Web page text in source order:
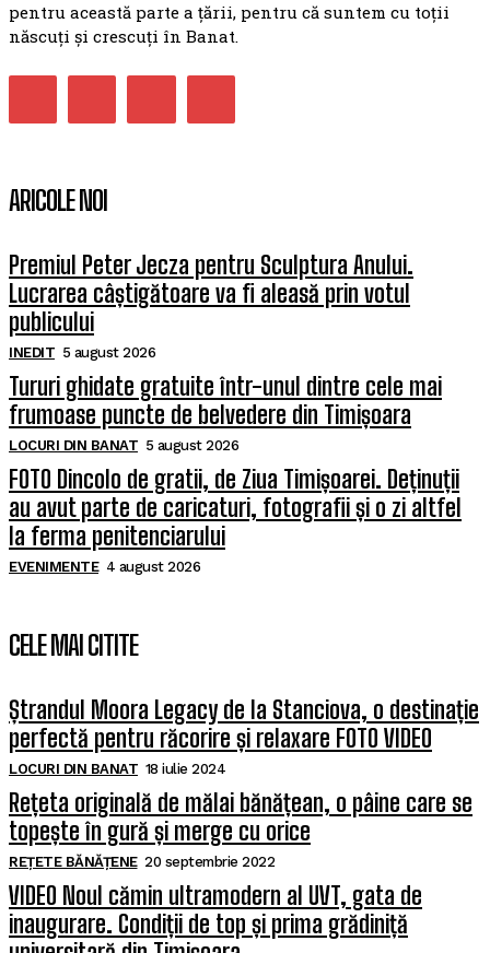
pentru această parte a țării, pentru că suntem cu toții
născuți și crescuți în Banat.
ARICOLE NOI
Premiul Peter Jecza pentru Sculptura Anului.
Lucrarea câștigătoare va fi aleasă prin votul
publicului
INEDIT 5 august 2026
Tururi ghidate gratuite într-unul dintre cele mai
frumoase puncte de belvedere din Timișoara
LOCURI DIN BANAT 5 august 2026
FOTO Dincolo de gratii, de Ziua Timișoarei. Deținuții
au avut parte de caricaturi, fotografii și o zi altfel
la ferma penitenciarului
EVENIMENTE 4 august 2026
CELE MAI CITITE
Ștrandul Moora Legacy de la Stanciova, o destinație
perfectă pentru răcorire și relaxare FOTO VIDEO
LOCURI DIN BANAT 18 iulie 2024
Rețeta originală de mălai bănățean, o pâine care se
topește în gură și merge cu orice
REȚETE BĂNĂȚENE 20 septembrie 2022
VIDEO Noul cămin ultramodern al UVT, gata de
inaugurare. Condiții de top și prima grădiniță